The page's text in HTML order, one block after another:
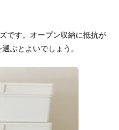
です。オープン収納に抵抗が
ぶとよいでしょう。